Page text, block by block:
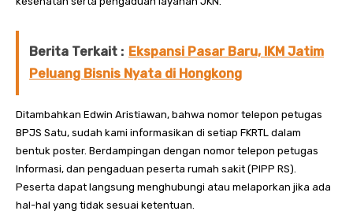
Berita Terkait : Ekspansi Pasar Baru, IKM Jatim
Peluang Bisnis Nyata di Hongkong
Ditambahkan Edwin Aristiawan, bahwa nomor telepon petugas
BPJS Satu, sudah kami informasikan di setiap FKRTL dalam
bentuk poster. Berdampingan dengan nomor telepon petugas
Informasi, dan pengaduan peserta rumah sakit (PIPP RS).
Peserta dapat langsung menghubungi atau melaporkan jika ada
hal-hal yang tidak sesuai ketentuan.